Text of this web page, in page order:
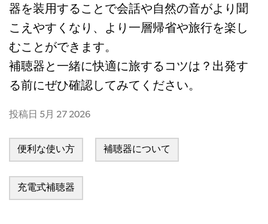
器を装用することで会話や自然の音がより聞
こえやすくなり、より一層帰省や旅行を楽し
むことができます。
補聴器と一緒に快適に旅するコツは？出発す
る前にぜひ確認してみてください。
投稿日 5月 27 2026
便利な使い方 補聴器について
充電式補聴器